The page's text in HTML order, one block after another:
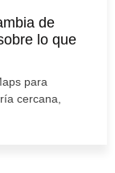
de
lo que
para
cercana,